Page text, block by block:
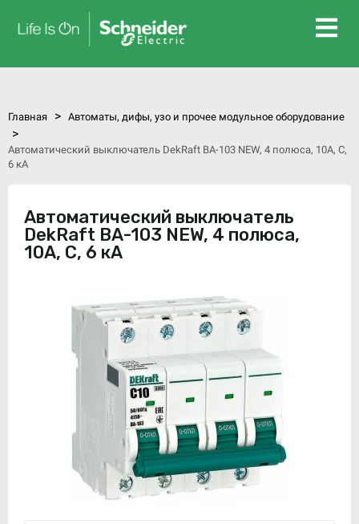
Главная > Автоматы, дифы, узо и прочее модульное оборудование
>
Автоматический выключатель DekRaft ВА-103 NEW, 4 полюса, 10А, С,
6 кА
Автоматический выключатель
DekRaft ВА-103 NEW, 4 полюса,
10А, С, 6 кА